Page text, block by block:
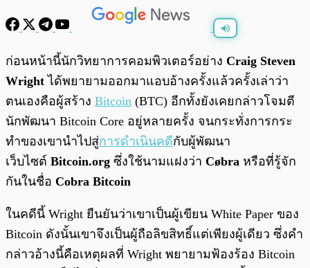
พร้อมเล่น
ก่อนหน้านี้นักวิทยาการคอมพิวเตอร์อย่าง Craig Steven
Wright ได้พยายามออกมาแอบอ้างครั้งแล้วครั้งเล่าว่า
ตนเองคือผู้สร้าง Bitcoin (BTC) อีกทั้งยังเคยกล่าวโจมตี
นักพัฒนา Bitcoin Core อยู่หลายครั้ง จนกระทั่งการกระ
ทำของเขานำไปสู่การดำเนินคดีกับผู้พัฒนา
เว็บไซต์ Bitcoin.org ซึ่งใช้นามแฝงว่า Cøbra หรือที่รู้จัก
กันในชื่อ Cobra Bitcoin
ในคดีนี้ Wright ยืนยันว่าเขาเป็นผู้เขียน White Paper ของ
Bitcoin ดังนั้นเขาจึงเป็นผู้ถือลิขสิทธิ์แต่เพียงผู้เดียว ซึ่งคำ
กล่าวอ้างนี้คือเหตุผลที่ Wright พยายามฟ้องร้อง Bitcoin